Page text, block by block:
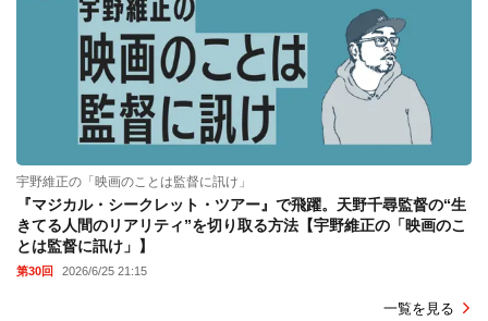
宇野維正の「映画のことは監督に訊け」
『マジカル・シークレット・ツアー』で飛躍。天野千尋監督の“生
きてる人間のリアリティ”を切り取る方法【宇野維正の「映画のこ
とは監督に訊け」】
第30回 2026/6/25 21:15
一覧を見る